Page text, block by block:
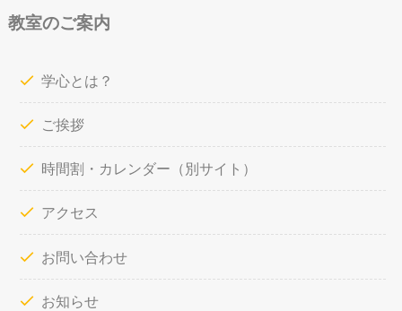
教室のご案内
学心とは？
ご挨拶
時間割・カレンダー （別サイト）
アクセス
お問い合わせ
お知らせ